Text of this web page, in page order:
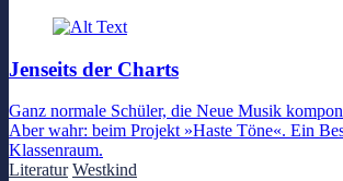
Jenseits der Charts
Ganz normale Schüler, die Neue Musik
Aber wahr: beim Projekt »Haste Töne«. Ein
Klassenraum.
Literatur Westkind